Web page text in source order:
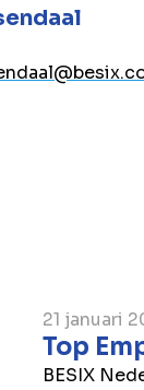
21 januari
Top
BESIX